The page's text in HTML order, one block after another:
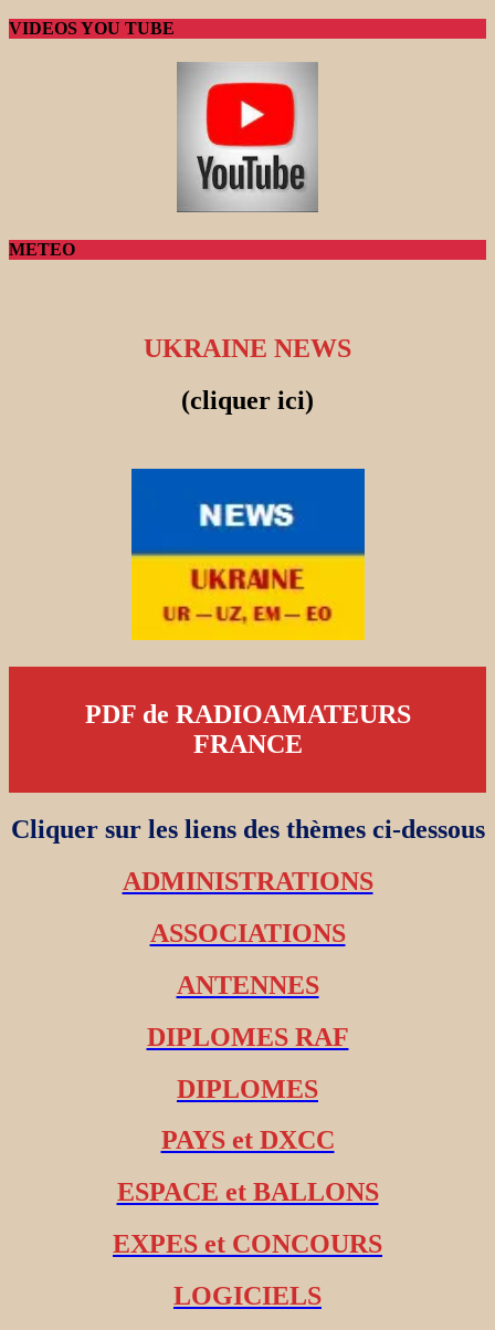
VIDEOS YOU TUBE
METEO
UKRAINE NEWS
(cliquer ici)
PDF de RADIOAMATEURS
FRANCE
Cliquer sur les liens des thèmes ci-dessous
ADMINISTRATIONS
ASSOCIATIONS
ANTENNES
DIPLOMES RAF
DIPLOMES
PAYS et DXCC
ESPACE et BALLONS
EXPES et CONCOURS
LOGICIELS